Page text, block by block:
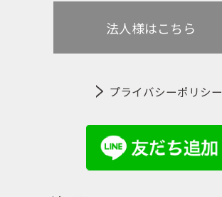
法人様はこちら
プライバシーポリシー